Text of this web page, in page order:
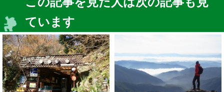
ています